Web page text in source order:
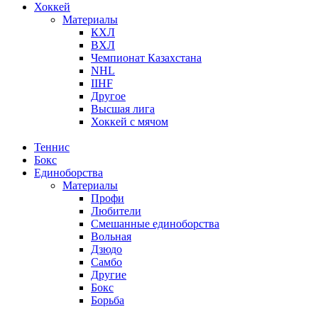
Хоккей
Материалы
КХЛ
ВХЛ
Чемпионат Казахстана
NHL
IIHF
Другое
Высшая лига
Хоккей с мячом
Теннис
Бокс
Единоборства
Материалы
Профи
Любители
Смешанные единоборства
Вольная
Дзюдо
Самбо
Другие
Бокс
Борьба